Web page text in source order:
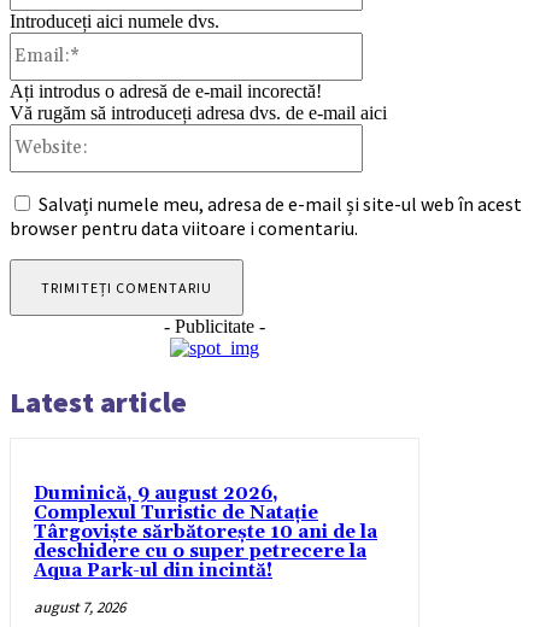
Introduceți aici numele dvs.
Ați introdus o adresă de e-mail incorectă!
Vă rugăm să introduceți adresa dvs. de e-mail aici
Salvați numele meu, adresa de e-mail și site-ul web în acest
browser pentru data viitoare i comentariu.
- Publicitate -
Latest article
Duminică, 9 august 2026,
Complexul Turistic de Natație
Târgoviște sărbătorește 10 ani de la
deschidere cu o super petrecere la
Aqua Park-ul din incintă!
august 7, 2026